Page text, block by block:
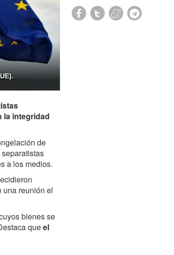
la integridad
de
a los medios.
una reunión el
bienes se
queel